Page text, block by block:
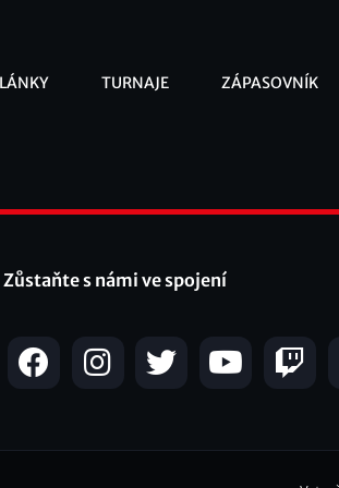
TURNAJE ZÁPASOVNÍK
Zůstaňte s námi ve spojení